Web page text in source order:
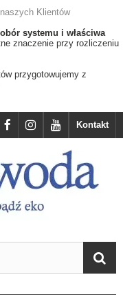
Klientów
systemu i właściwa
znaczenie przy rozliczeniu
przygotowujemy z
Kontakt